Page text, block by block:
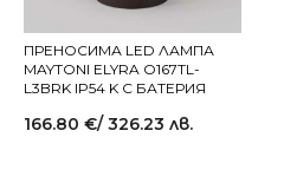
ПРЕНОСИМА LED ЛАМПА
MAYTONI ELYRA O167TL-
L3BRK IP54 K С БАТЕРИЯ
166.80 €/ 326.23 лв.